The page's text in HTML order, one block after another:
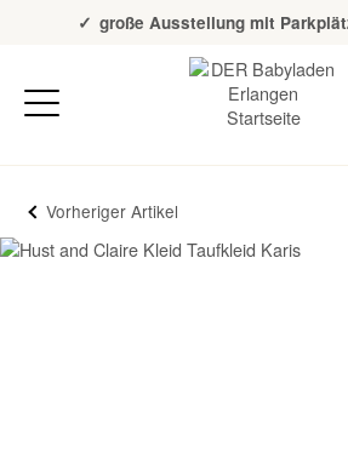
Über 20 Jahre Erfahrung
große Ausstellung mit
Vorheriger Artikel